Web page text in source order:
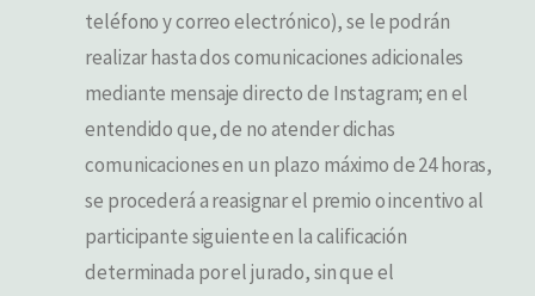
teléfono y correo electrónico), se le podrán
realizar hasta dos comunicaciones adicionales
mediante mensaje directo de Instagram; en el
entendido que, de no atender dichas
comunicaciones en un plazo máximo de 24 horas,
se procederá a reasignar el premio o incentivo al
participante siguiente en la calificación
determinada por el jurado, sin que el